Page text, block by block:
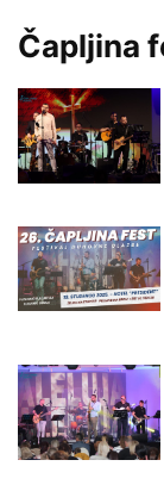
Čapljina